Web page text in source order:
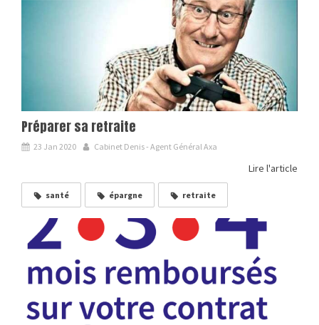
Préparer sa retraite
23 Jan 2020 Cabinet Denis - Agent Général Axa
Lire l'article
santé épargne retraite